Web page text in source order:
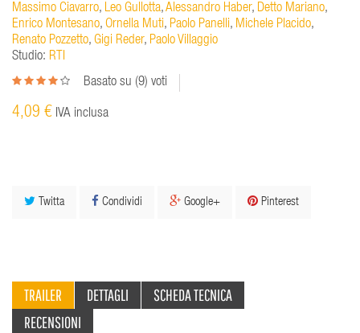
Massimo Ciavarro, Leo Gullotta,Alessandro Haber, Detto Mariano,
Enrico Montesano, Ornella Muti, Paolo Panelli, Michele Placido,
Renato Pozzetto, Gigi Reder, Paolo Villaggio
Studio: RTI
Basato su (9) voti
4,09 € IVA inclusa
Twitta Condividi Google+ Pinterest
TRAILER DETTAGLI
SCHEDA TECNICA
RECENSIONI